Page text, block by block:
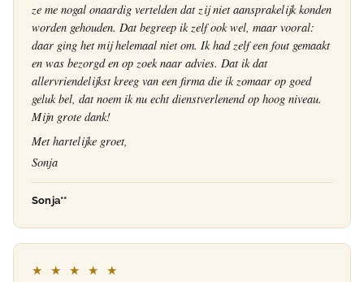
ze me nogal onaardig vertelden dat zij niet aansprakelijk konden
worden gehouden. Dat begreep ik zelf ook wel, maar vooral:
daar ging het mij helemaal niet om. Ik had zelf een fout gemaakt
en was bezorgd en op zoek naar advies. Dat ik dat
allervriendelijkst kreeg van een firma die ik zomaar op goed
geluk bel, dat noem ik nu echt dienstverlenend op hoog niveau.
Mijn grote dank!
Met hartelijke groet,
Sonja
Sonja**
★ ★ ★ ★ ★